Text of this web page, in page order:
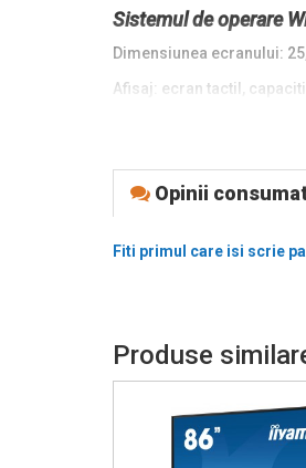
Sistemul de operare
Dimensiunea ecranului:
Afisaj: ecran tactil,
Luminozitate 350cd,
CPU: Intel Celeron J, 2,0
Optiune de montare VESA:
Dimensiuni (WxHxD):
Opinii
Fiti primul care isi scrie
Produse